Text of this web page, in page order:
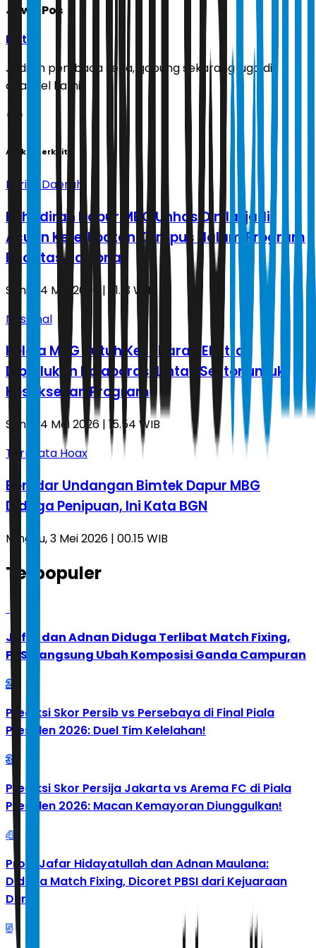
Jawa Pos
Ikuti
Jadilah pembaca setia, gabung sekarang juga di
channel kami!
Artikel Terkait
Berita Daerah
Kehadiran Dapur MBG Unhas Dinilai jadi
Acuan Keterlibatan Kampus dalam Program
Prioritas Nasional
Senin, 4 Mei 2026 | 21.13 WIB
Nasional
Kelola MBG Butuh Kesabaran Ekstra,
Diperlukan Kolaborasi Lintas Sektor untuk
Kesuksesan Program
Senin, 4 Mei 2026 | 15.54 WIB
Ternyata Hoax
Beredar Undangan Bimtek Dapur MBG
Diduga Penipuan, Ini Kata BGN
Minggu, 3 Mei 2026 | 00.15 WIB
Terpopuler
Jafar dan Adnan Diduga Terlibat Match Fixing,
PBSI Langsung Ubah Komposisi Ganda Campuran
2
Prediksi Skor Persib vs Persebaya di Final Piala
Presiden 2026: Duel Tim Kelelahan!
3
Prediksi Skor Persija Jakarta vs Arema FC di Piala
Presiden 2026: Macan Kemayoran Diunggulkan!
4
Profil Jafar Hidayatullah dan Adnan Maulana:
Diduga Match Fixing, Dicoret PBSI dari Kejuaraan
Dunia
5